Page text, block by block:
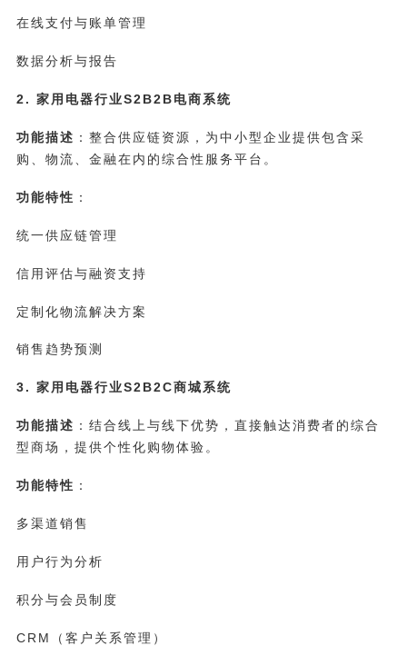
在线支付与账单管理
数据分析与报告
2. 家用电器行业S2B2B电商系统
功能描述 ：整合供应链资源，为中小型企业提供包含采
购、物流、金融在内的综合性服务平台。
功能特性 ：
统一供应链管理
信用评估与融资支持
定制化物流解决方案
销售趋势预测
3. 家用电器行业S2B2C商城系统
功能描述 ：结合线上与线下优势，直接触达消费者的综合
型商场，提供个性化购物体验。
功能特性 ：
多渠道销售
用户行为分析
积分与会员制度
CRM（客户关系管理）